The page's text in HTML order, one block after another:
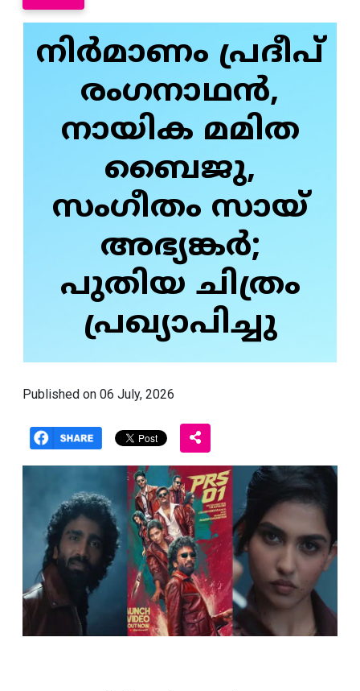
നിര്‍മാണം പ്രദീപ്
രംഗനാഥന്‍,
നായിക മമിത
ബൈജു,
സംഗീതം സായ്
അഭ്യങ്കര്‍;
പുതിയ ചിത്രം
പ്രഖ്യാപിച്ചു
Published on 06 July, 2026